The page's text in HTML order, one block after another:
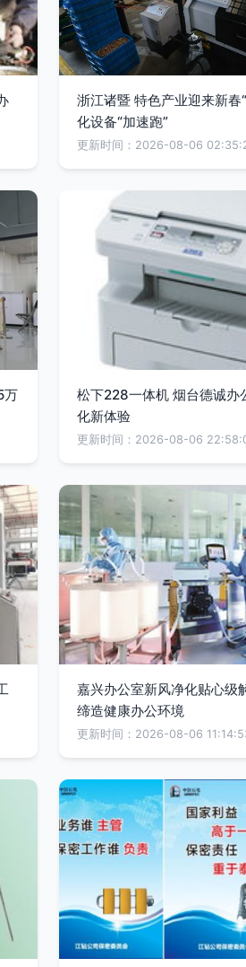
浙江诸暨 特色产业迎来新春
化设备“加速跑”
更新时间：2026-08-06
万
松下228一体机 烟台德诚办
化新体验
更新时间：2026-08-06
嘉兴办公室新风净化贴心级
缔造健康办公环境
更新时间：2026-08-06